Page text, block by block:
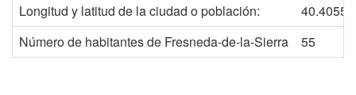
Longitud y latitud de la ciudad o población:
Número de habitantes de Fresneda-de-la-Sierra
55